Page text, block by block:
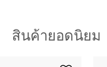
สินค้ายอดนิยม